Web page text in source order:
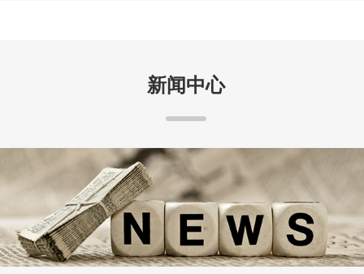
新闻中心